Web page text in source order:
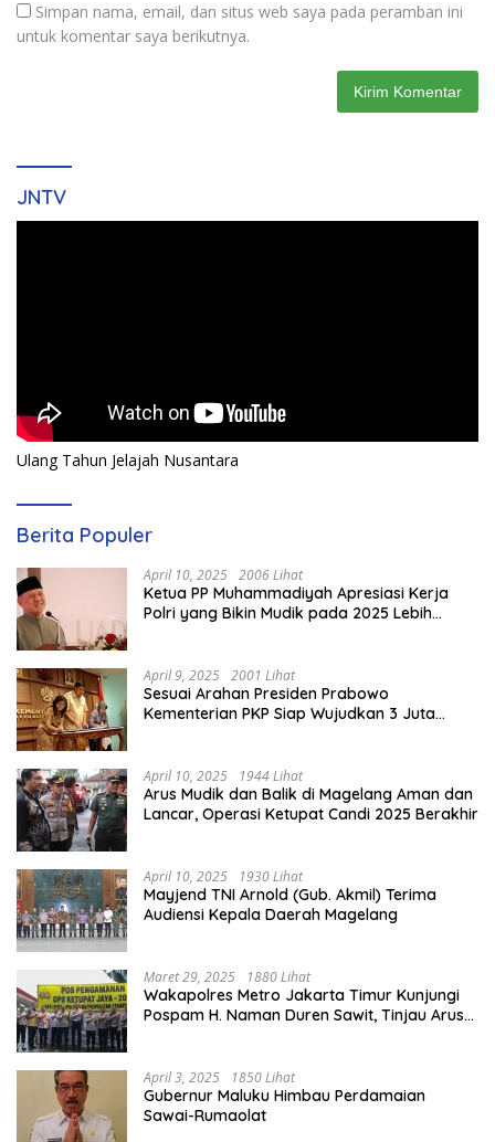
Simpan nama, email, dan situs web saya pada peramban ini
untuk komentar saya berikutnya.
JNTV
Ulang Tahun Jelajah Nusantara
Berita Populer
April 10, 2025 2006 Lihat
Ketua PP Muhammadiyah Apresiasi Kerja
Polri yang Bikin Mudik pada 2025 Lebih
April 9, 2025 2001 Lihat
Sesuai Arahan Presiden Prabowo
Kementerian PKP Siap Wujudkan 3 Juta
April 10, 2025 1944 Lihat
Arus Mudik dan Balik di Magelang Aman dan
Lancar, Operasi Ketupat Candi 2025 Berakhir
April 10, 2025 1930 Lihat
Mayjend TNI Arnold (Gub. Akmil) Terima
Audiensi Kepala Daerah Magelang
Maret 29, 2025 1880 Lihat
Wakapolres Metro Jakarta Timur Kunjungi
Pospam H. Naman Duren Sawit, Tinjau Arus
April 3, 2025 1850 Lihat
Gubernur Maluku Himbau Perdamaian
Sawai-Rumaolat